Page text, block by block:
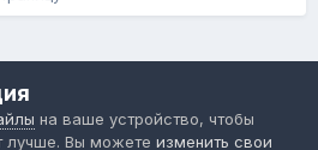
транспорта
Invision Community
на ваше устройство, чтобы
лучше. Вы можете изменить свои